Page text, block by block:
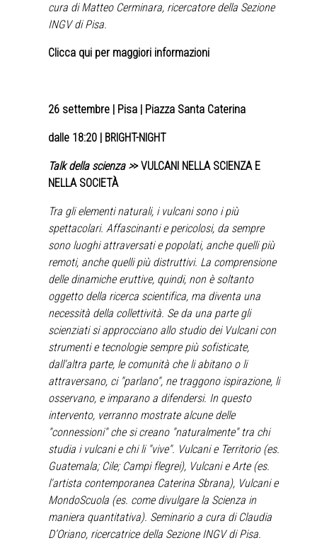
cura di Matteo Cerminara, ricercatore della Sezione
INGV di Pisa.
Clicca qui per maggiori informazioni
26 settembre | Pisa | Piazza Santa Caterina
dalle 18:20 | BRIGHT-NIGHT
Talk della scienza >> VULCANI NELLA SCIENZA E
NELLA SOCIETÀ
Tra gli elementi naturali, i vulcani sono i più
spettacolari. Affascinanti e pericolosi, da sempre
sono luoghi attraversati e popolati, anche quelli più
remoti, anche quelli più distruttivi. La comprensione
delle dinamiche eruttive, quindi, non è soltanto
oggetto della ricerca scientifica, ma diventa una
necessità della collettività. Se da una parte gli
scienziati si approcciano allo studio dei Vulcani con
strumenti e tecnologie sempre più sofisticate,
dall'altra parte, le comunità che li abitano o li
attraversano, ci "parlano", ne traggono ispirazione, li
osservano, e imparano a difendersi. In questo
intervento, verranno mostrate alcune delle
"connessioni" che si creano "naturalmente" tra chi
studia i vulcani e chi li "vive". Vulcani e Territorio (es.
Guatemala; Cile; Campi flegrei), Vulcani e Arte (es.
l'artista contemporanea Caterina Sbrana), Vulcani e
MondoScuola (es. come divulgare la Scienza in
maniera quantitativa). Seminario a cura di Claudia
D’Oriano, ricercatrice della Sezione INGV di Pisa.